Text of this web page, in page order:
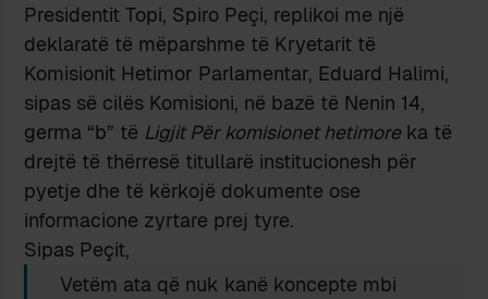
Presidentit Topi, Spiro Peçi, replikoi me një
deklaratë të mëparshme të Kryetarit të
Komisionit Hetimor Parlamentar, Eduard Halimi,
sipas së cilës Komisioni, në bazë të Nenin 14,
germa “b” të Ligjit Për komisionet hetimore ka të
drejtë të thërresë titullarë institucionesh për
pyetje dhe të kërkojë dokumente ose
informacione zyrtare prej tyre.
Sipas Peçit,
Vetëm ata që nuk kanë koncepte mbi